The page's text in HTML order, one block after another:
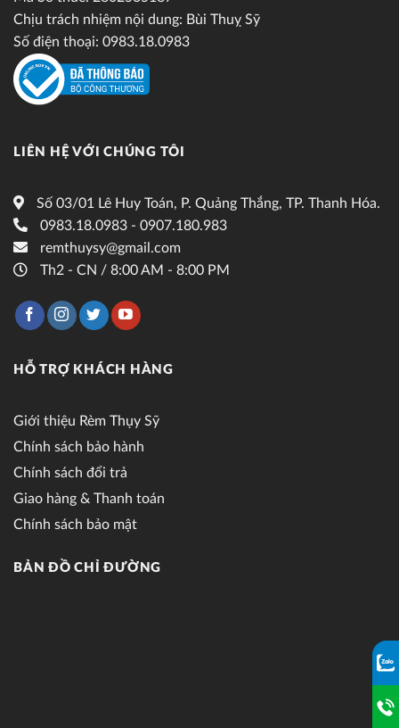
Chịu trách nhiệm nội dung: Bùi Thuỵ Sỹ
Số điện thoại: 0983.18.0983
LIÊN HỆ VỚI CHÚNG TÔI
Số 03/01 Lê Huy Toán, P. Quảng Thắng, TP. Thanh Hóa.
0983.18.0983 - 0907.180.983
remthuysy@gmail.com
Th2 - CN / 8:00 AM - 8:00 PM
HỖ TRỢ KHÁCH HÀNG
Giới thiệu Rèm Thụy Sỹ
Chính sách bảo hành
Chính sách đổi trả
Giao hàng & Thanh toán
Chính sách bảo mật
BẢN ĐỒ CHỈ ĐƯỜNG